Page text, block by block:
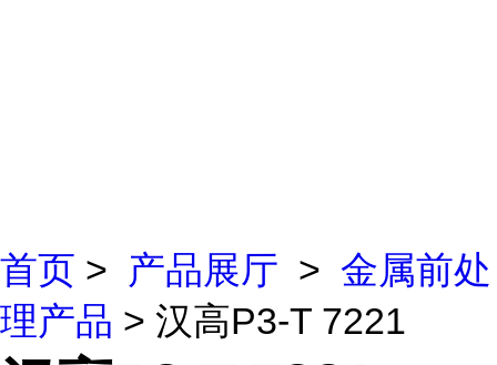
首页 > 产品展厅 > 金属前处
理产品 > 汉高P3-T 7221